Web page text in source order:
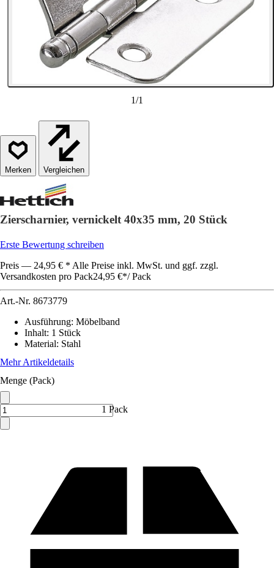
1/1
Vergleichen
Zierscharnier, vernickelt 40x35 mm, 20 Stück
Erste Bewertung schreiben
Preis — 24,95 € * Alle Preise inkl. MwSt. und ggf. zzgl.
Versandkosten pro Pack24,95 €*/ Pack
Art.-Nr. 8673779
Ausführung: Möbelband
Inhalt: 1 Stück
Material: Stahl
Mehr Artikeldetails
Menge (Pack)
1 Pack